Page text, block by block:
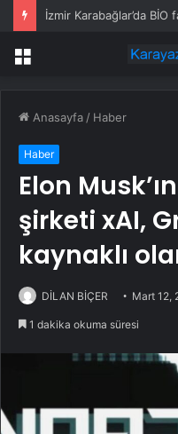
İzmir Karabağlar’da BİO
Menü
Anasayfa / Haber
Haber
Elon
şirketi xAI,
kaynaklı
DİLAN BİÇER Mart 12,
1 dakika okuma süresi